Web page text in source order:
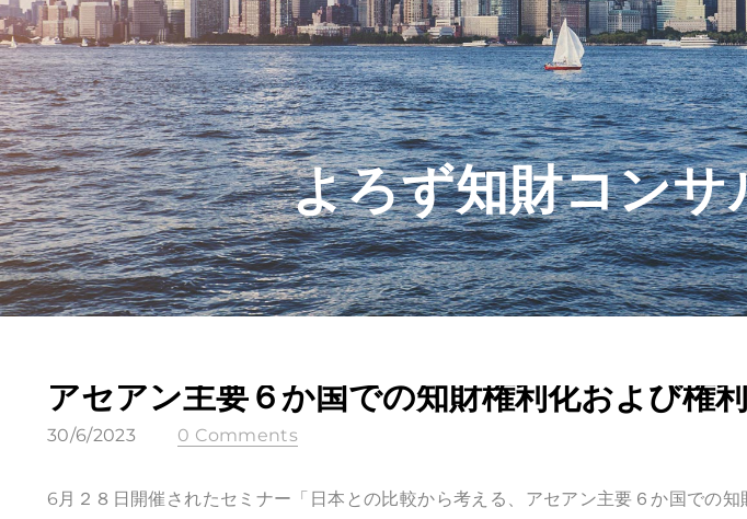
よろず知財コン
アセアン主要６か国での知財権利化および権
30/6/2023 0 Comments
6月２８日開催されたセミナー「日本との比較から考える、アセアン主要６か国での